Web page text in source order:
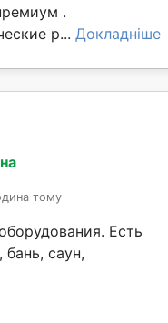
.
р... Докладніше
тому
Есть
саун,